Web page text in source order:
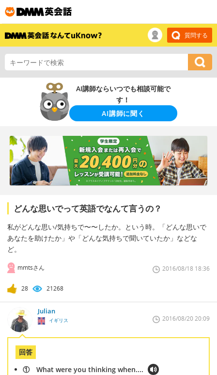
質問する
AI講師ならいつでも相談可能で
す！
AI講師に聞く
どんな思いでって英語でなんて言うの？
私がどんな思い/気持ちで〜〜したか。という時。「どんな思いで
あなたを助けたか」や「どんな気持ちで聞いていたか」などな
ど。
mmtsさん 2016/08/18 18:36
28 21268
Julian
イギリス 2016/08/20 20:09
回答
① What were you thinking when....